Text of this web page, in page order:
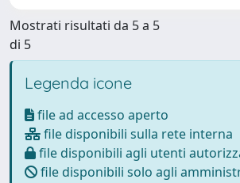
Mostrati risultati da 5 a 5
di 5
Legenda icone
file ad accesso aperto
file disponibili sulla rete interna
file disponibili agli utenti
file disponibili solo agli